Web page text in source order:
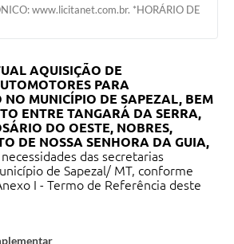
www.licitanet.com.br. *HORÁRIO DE
AQUISIÇÃO DE
PARA
NO MUNICÍPIO DE SAPEZAL, BEM
ENTRE TANGARÁ DA SERRA,
DO OESTE, NOBRES,
DE NOSSA SENHORA DA GUIA,
das secretarias
de Sapezal/ MT, conforme
I - Termo de Referência deste